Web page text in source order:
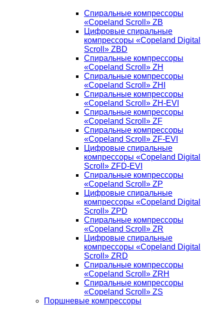
Спиральные компрессоры
«Copeland Scroll» ZB
Цифровые спиральные
компрессоры «Copeland Digital
Scroll» ZBD
Спиральные компрессоры
«Copeland Scroll» ZH
Спиральные компрессоры
«Copeland Scroll» ZHI
Спиральные компрессоры
«Copeland Scroll» ZH-EVI
Спиральные компрессоры
«Copeland Scroll» ZF
Спиральные компрессоры
«Copeland Scroll» ZF-EVI
Цифровые спиральные
компрессоры «Copeland Digital
Scroll» ZFD-EVI
Спиральные компрессоры
«Copeland Scroll» ZP
Цифровые спиральные
компрессоры «Copeland Digital
Scroll» ZPD
Спиральные компрессоры
«Copeland Scroll» ZR
Цифровые спиральные
компрессоры «Copeland Digital
Scroll» ZRD
Спиральные компрессоры
«Copeland Scroll» ZRH
Спиральные компрессоры
«Copeland Scroll» ZS
Поршневые компрессоры